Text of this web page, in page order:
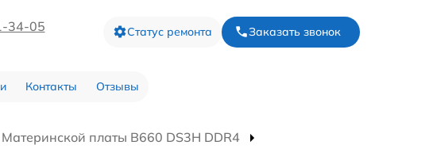
34-05 Статус ремонта Заказать звонок
Контакты Отзывы
платы B660 DS3H DDR4